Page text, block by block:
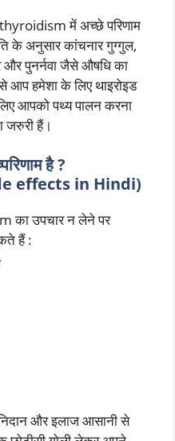
में अच्छे परिणाम
के अनुसार कांचनार गुग्गुल,
और पुनर्नवा जैसे औषधि का
आप हमेशा के लिए थाइरोइड
आपको पथ्य पालन करना
जरुरी हैं।
है ?
effects in Hindi)
का उपचार न लेने पर
हैं :
और इलाज आसानी से